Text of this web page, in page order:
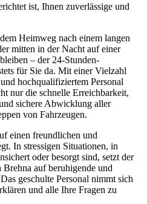
ist, Ihnen zuverlässige und
Heimweg nach einem langen
mitten in der Nacht auf einer
– der 24-Stunden-
für Sie da. Mit einer Vielzahl
hochqualifiziertem Personal
nur die schnelle Erreichbarkeit,
sichere Abwicklung aller
von Fahrzeugen.
einen freundlichen und
In stressigen Situationen, in
oder besorgt sind, setzt der
auf beruhigende und
geschulte Personal nimmt sich
und alle Ihre Fragen zu